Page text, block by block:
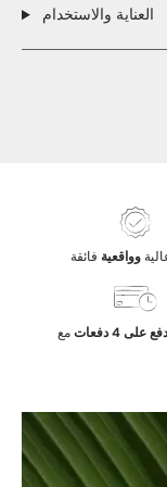
العناية والاستخدام
وواقعية فائقة
على 4 دفعات